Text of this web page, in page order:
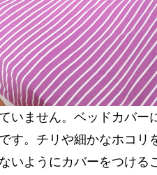
ません。ベッドカバー
す。チリや細かなホコリ
いようにカバーをつける